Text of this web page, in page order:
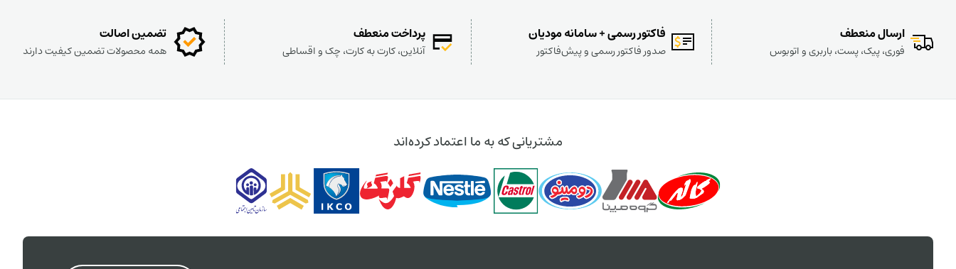
ارسال منعطف
فوری، پیک، پست، باربری و اتوبوس
فاکتور رسمی + سامانه مودیان
صدور فاکتور رسمی و پیش‌فاکتور
پرداخت منعطف
آنلاین، کارت به کارت، چک و اقساطی
تضمین اصالت
همه محصولات تضمین کیفیت دارند
مشتریانی که به ما اعتماد کرده‌اند